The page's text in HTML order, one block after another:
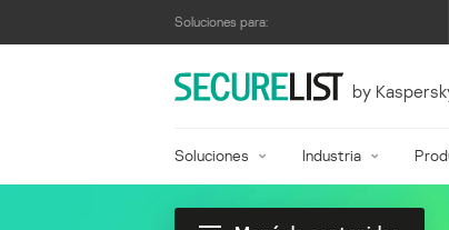
Soluciones para:
by
Soluciones Industria